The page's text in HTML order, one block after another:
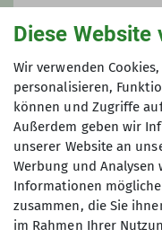
nach
verändert,
werden.
Teilnahme
bzw.
Wir sind
neuen
Interesse
oder einen
Auf die
wird hingewiesen!
Maximale
14
Diese Website
Wir verwenden
personalisieren,
können und Zugriffe
Außerdem geben wir
unserer Website an
Werbung und
Informationen
zusammen, die Sie
im Rahmen Ihrer